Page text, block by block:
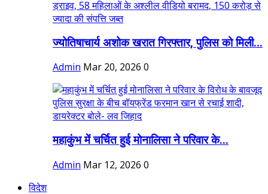
ज्योतिषाचार्य अशोक खरात गिरफ्तार, पुलिस को मिली...
Admin Mar 20, 2026 0
महाकुंभ में चर्चित हुई मोनालिसा ने परिवार के...
Admin Mar 12, 2026 0
विदेश